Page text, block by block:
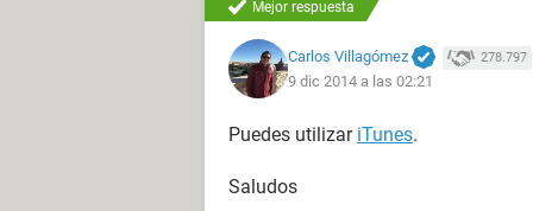
Mejor respuesta
Carlos Villagómez 278.797
9 dic 2014 a las 02:21
Puedes utilizar iTunes.
Saludos